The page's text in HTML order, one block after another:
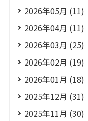
2026年05月 (11)
2026年04月 (11)
2026年03月 (25)
2026年02月 (19)
2026年01月 (18)
2025年12月 (31)
2025年11月 (30)